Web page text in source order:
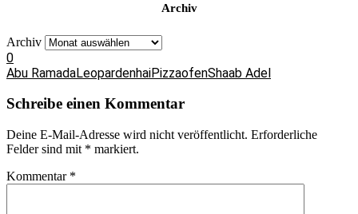
Archiv
Archiv
0
Abu RamadaLeopardenhaiPizzaofenShaab Adel
Schreibe einen Kommentar
Deine E-Mail-Adresse wird nicht veröffentlicht. Erforderliche
Felder sind mit * markiert.
Kommentar *